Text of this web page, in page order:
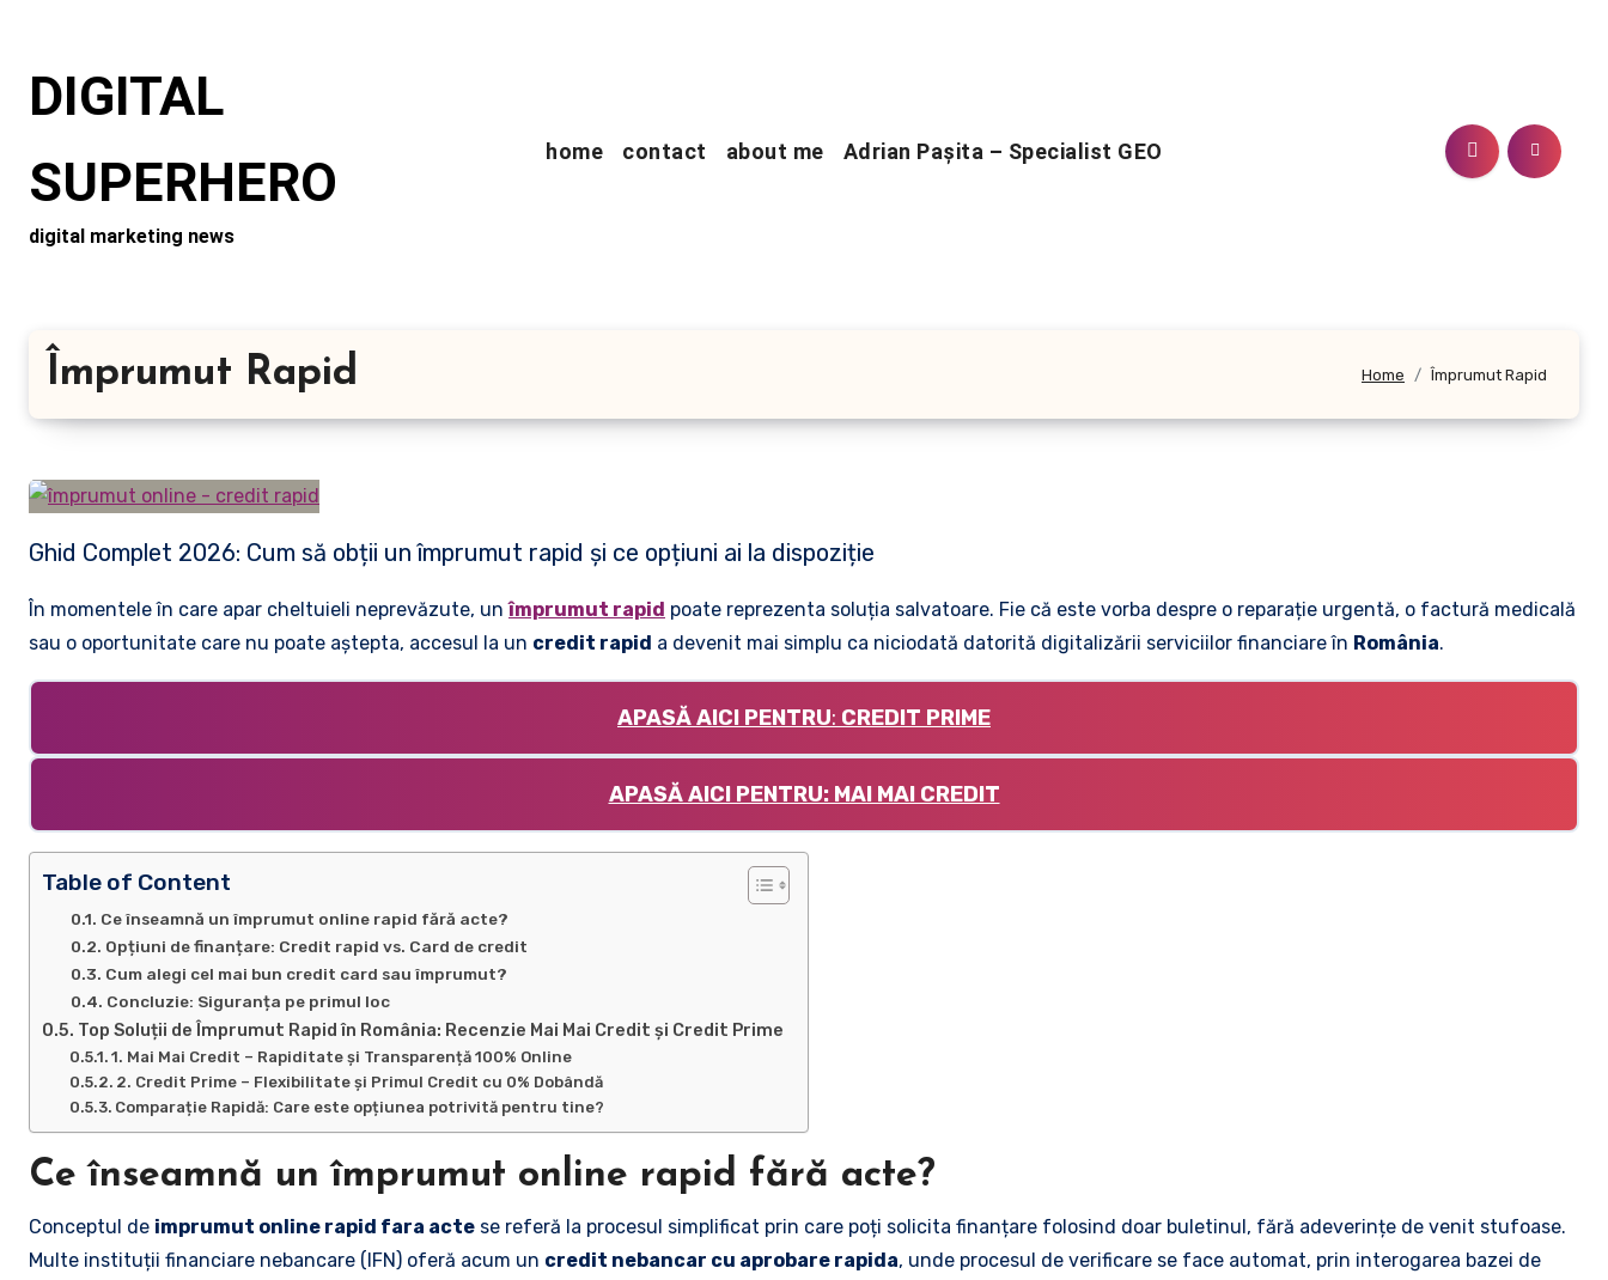
content
DIGITAL
SUPERHERO
digital marketing news
home contact about me Adrian Pașita – Specialist GEO
Împrumut Rapid Home Împrumut Rapid
Ghid Complet 2026: Cum să obții un împrumut rapid și ce opțiuni ai la dispoziție
În momentele în care apar cheltuieli neprevăzute, unîmprumut rapid poate reprezenta soluția salvatoare. Fie că este vorba despre o reparație urgentă, o factură medicală
sau o oportunitate care nu poate aștepta, accesul la un credit rapid a devenit mai simplu ca niciodată datorită digitalizării serviciilor financiare în România.
APASĂ AICI PENTRU: CREDIT PRIME
APASĂ AICI PENTRU: MAI MAI CREDIT
Table of Content
Ce înseamnă un împrumut online rapid fără acte?
Opțiuni de finanțare: Credit rapid vs. Card de credit
Cum alegi cel mai bun credit card sau împrumut?
Concluzie: Siguranța pe primul loc
Top Soluții de Împrumut Rapid în România: Recenzie Mai Mai Credit și Credit Prime
1. Mai Mai Credit – Rapiditate și Transparență 100% Online
2. Credit Prime – Flexibilitate și Primul Credit cu 0% Dobândă
Comparație Rapidă: Care este opțiunea potrivită pentru tine?
Ce înseamnă un împrumut online rapid fără acte?
Conceptul de imprumut online rapid fara acte se referă la procesul simplificat prin care poți solicita finanțare folosind doar buletinul, fără adeverințe de venit stufoase.
Multe instituții financiare nebancare (IFN) oferă acum un credit nebancar cu aprobare rapida, unde procesul de verificare se face automat, prin interogarea bazei de